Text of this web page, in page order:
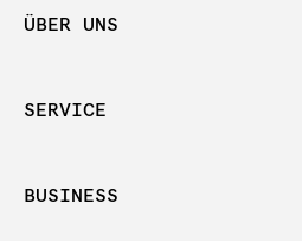
ÜBER UNS
SERVICE
BUSINESS